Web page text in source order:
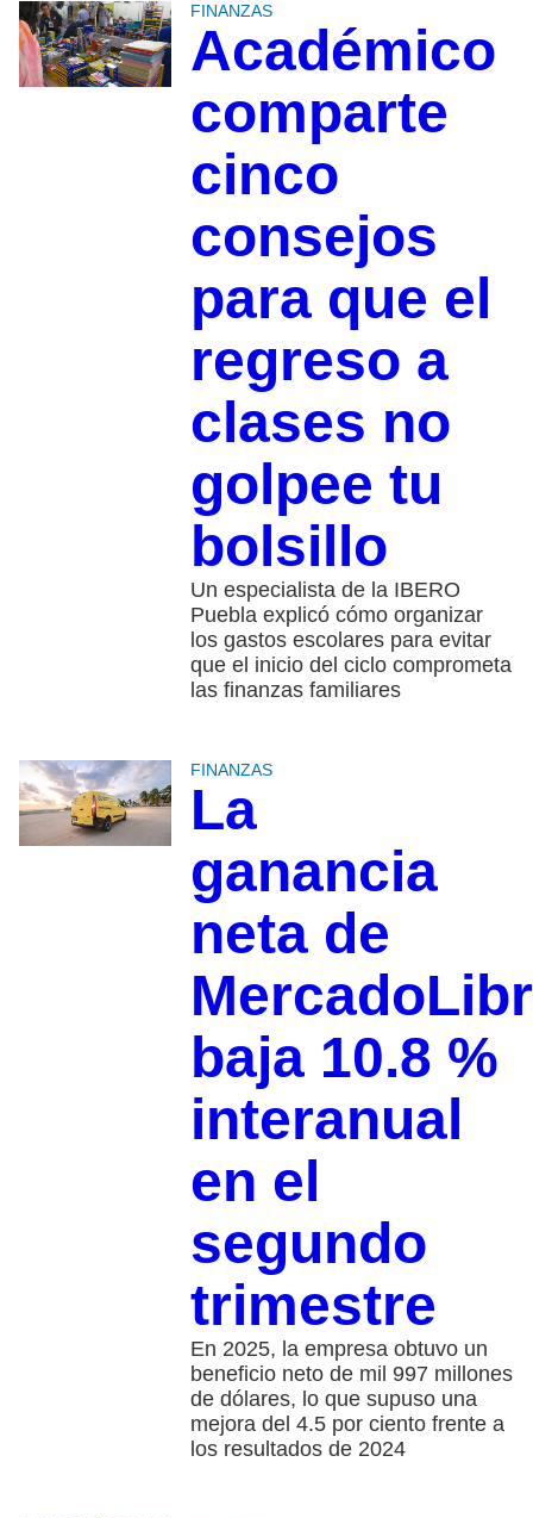
FINANZAS
Académico
comparte
cinco
consejos
para que el
regreso a
clases no
golpee tu
bolsillo
Un especialista de la IBERO
Puebla explicó cómo organizar
los gastos escolares para evitar
que el inicio del ciclo comprometa
las finanzas familiares
FINANZAS
La
ganancia
neta de
baja 10.8 %
interanual
en el
segundo
trimestre
En 2025, la empresa obtuvo un
beneficio neto de mil 997 millones
de dólares, lo que supuso una
mejora del 4.5 por ciento frente a
los resultados de 2024